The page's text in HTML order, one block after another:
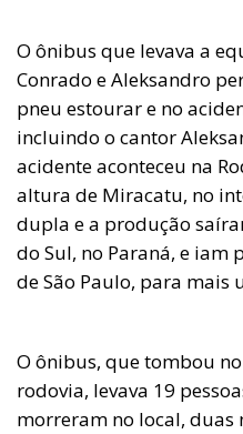
O ônibus que levava a
Conrado e Aleksandro
pneu estourar e no
incluindo o cantor
acidente aconteceu na
altura de Miracatu, no
dupla e a produção
do Sul, no Paraná, e iam
de São Paulo, para mais
O ônibus, que tombou
rodovia, levava 19
morreram no local, duas